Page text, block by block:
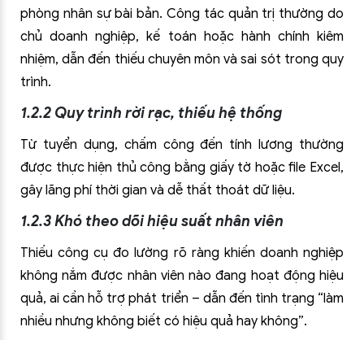
phòng nhân sự bài bản. Công tác quản trị thường do
chủ doanh nghiệp, kế toán hoặc hành chính kiêm
nhiệm, dẫn đến thiếu chuyên môn và sai sót trong quy
trình.
1.2.2 Quy trình rời rạc, thiếu hệ thống
Từ tuyển dụng, chấm công đến tính lương thường
được thực hiện thủ công bằng giấy tờ hoặc file Excel,
gây lãng phí thời gian và dễ thất thoát dữ liệu.
1.2.3 Khó theo dõi hiệu suất nhân viên
Thiếu công cụ đo lường rõ ràng khiến doanh nghiệp
không nắm được nhân viên nào đang hoạt động hiệu
quả, ai cần hỗ trợ phát triển – dẫn đến tình trạng “làm
nhiều nhưng không biết có hiệu quả hay không”.